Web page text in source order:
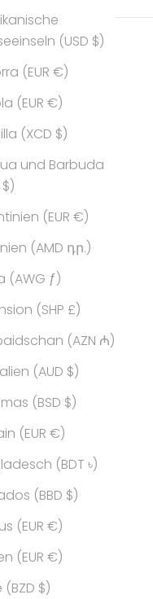
(USD $)
(EUR €)
(EUR €)
(XCD $)
und Barbuda
(EUR €)
(AMD դր.)
(AWG ƒ)
(SHP £)
(AZN ₼)
(AUD $)
(BSD $)
(EUR €)
(BDT ৳)
(BBD $)
(EUR €)
(EUR €)
(BZD $)
–
von
verleiht den
Blickfang –